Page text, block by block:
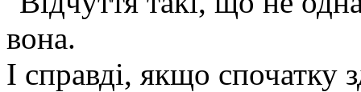
вона.
І справді, якщо спочатку